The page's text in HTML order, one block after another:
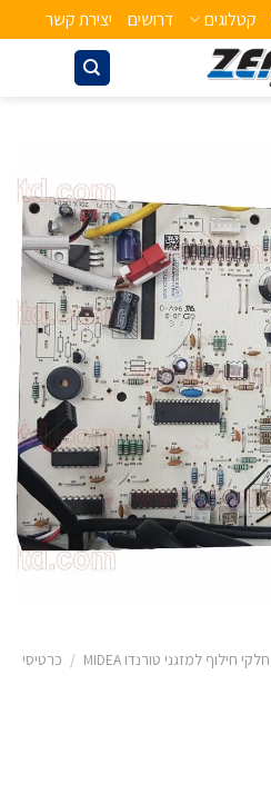
קטלוגים דרושים יצירת קשר
חלקי חילוף למזגני טורנדו MIDEA / כרטיסי